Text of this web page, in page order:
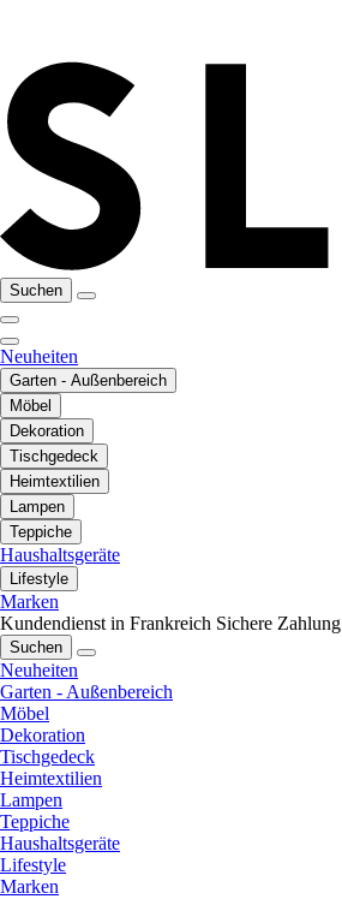
Suchen
Neuheiten
Garten - Außenbereich
Möbel
Dekoration
Tischgedeck
Heimtextilien
Lampen
Teppiche
Haushaltsgeräte
Lifestyle
Marken
Kundendienst in Frankreich Sichere Zahlung
Suchen
Neuheiten
Garten - Außenbereich
Möbel
Dekoration
Tischgedeck
Heimtextilien
Lampen
Teppiche
Haushaltsgeräte
Lifestyle
Marken